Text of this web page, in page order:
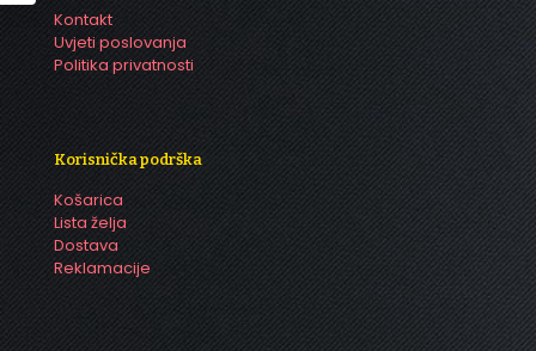
Kontakt
Uvjeti poslovanja
Politika privatnosti
Korisnička podrška
Košarica
Lista želja
Dostava
Reklamacije